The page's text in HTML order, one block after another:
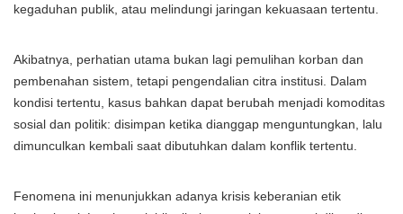
kegaduhan publik, atau melindungi jaringan kekuasaan tertentu.
Akibatnya, perhatian utama bukan lagi pemulihan korban dan
pembenahan sistem, tetapi pengendalian citra institusi. Dalam
kondisi tertentu, kasus bahkan dapat berubah menjadi komoditas
sosial dan politik: disimpan ketika dianggap menguntungkan, lalu
dimunculkan kembali saat dibutuhkan dalam konflik tertentu.
Fenomena ini menunjukkan adanya krisis keberanian etik